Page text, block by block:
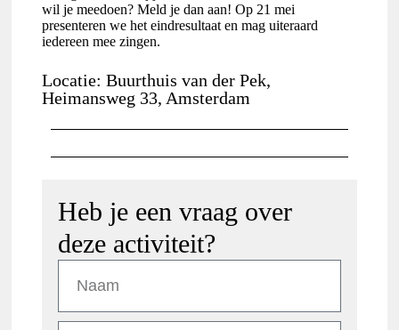
wil je meedoen? Meld je dan aan! Op 21 mei
presenteren we het eindresultaat en mag uiteraard
iedereen mee zingen.
Locatie: Buurthuis van der Pek,
Heimansweg 33, Amsterdam
Heb je een vraag over
deze activiteit?